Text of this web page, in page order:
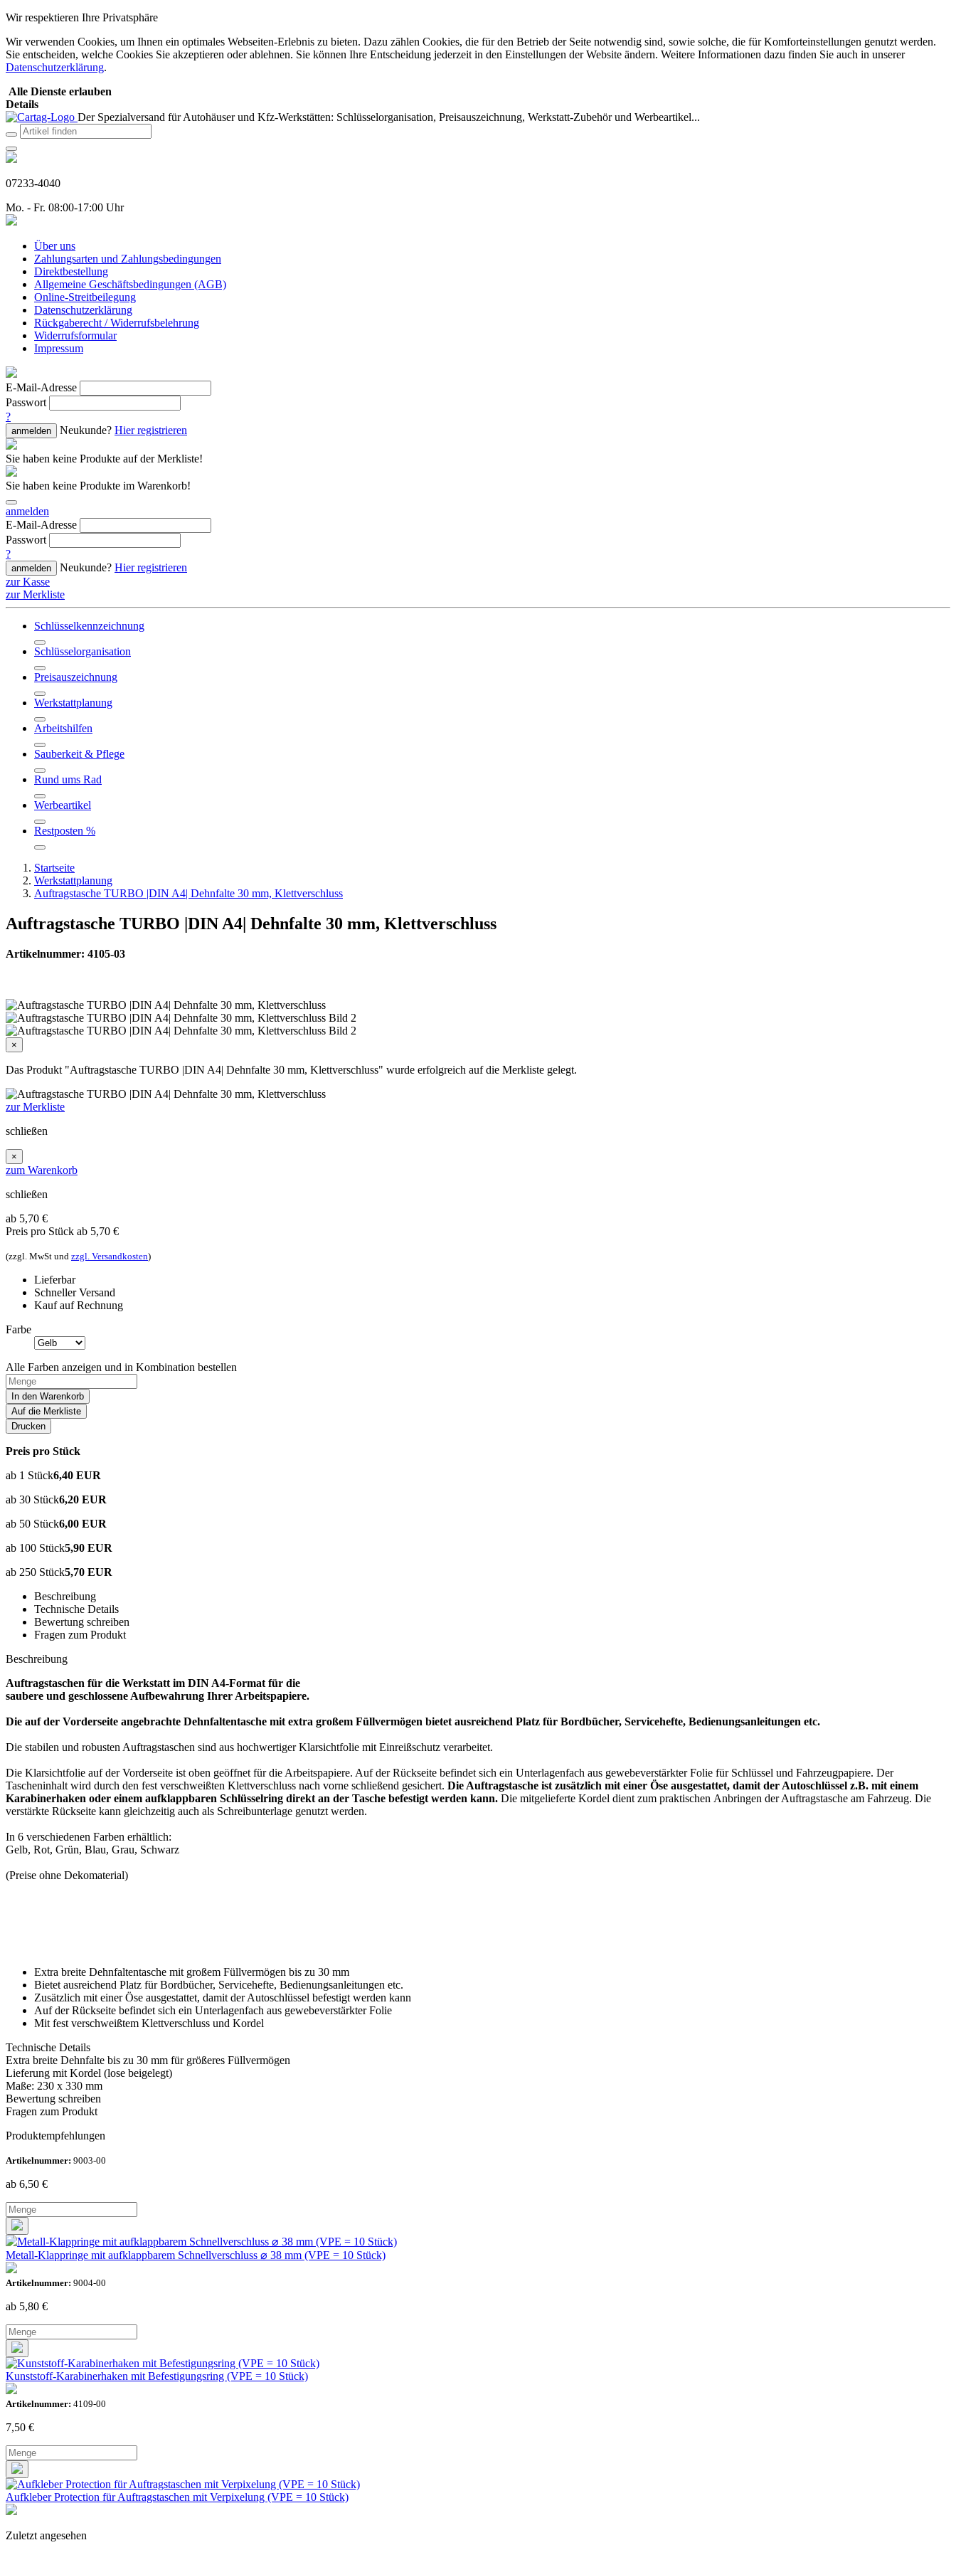
Wir respektieren Ihre Privatsphäre
Wir verwenden Cookies, um Ihnen ein optimales Webseiten-Erlebnis zu bieten. Dazu zählen Cookies, die für den Betrieb der Seite notwendig sind, sowie solche, die für Komforteinstellungen genutzt werden.
Sie entscheiden, welche Cookies Sie akzeptieren oder ablehnen. Sie können Ihre Entscheidung jederzeit in den Einstellungen der Website ändern. Weitere Informationen dazu finden Sie auch in unserer
Datenschutzerklärung.
Alle Dienste erlauben
Details
Der Spezialversand für Autohäuser und Kfz-Werkstätten: Schlüsselorganisation, Preisauszeichnung, Werkstatt-Zubehör und Werbeartikel...
07233-4040
Mo. - Fr. 08:00-17:00 Uhr
Über uns
Zahlungsarten und Zahlungsbedingungen
Direktbestellung
Allgemeine Geschäftsbedingungen (AGB)
Online-Streitbeilegung
Datenschutzerklärung
Rückgaberecht / Widerrufsbelehrung
Widerrufsformular
Impressum
E-Mail-Adresse
Passwort
?
anmelden Neukunde? Hier registrieren
Sie haben keine Produkte auf der Merkliste!
Sie haben keine Produkte im Warenkorb!
anmelden
E-Mail-Adresse
Passwort
?
anmelden Neukunde? Hier registrieren
zur Kasse
zur Merkliste
Schlüsselkennzeichnung
Schlüsselorganisation
Preisauszeichnung
Werkstattplanung
Arbeitshilfen
Sauberkeit & Pflege
Rund ums Rad
Werbeartikel
Restposten %
Startseite
Werkstattplanung
Auftragstasche TURBO |DIN A4| Dehnfalte 30 mm, Klettverschluss
Auftragstasche TURBO |DIN A4| Dehnfalte 30 mm, Klettverschluss
Artikelnummer: 4105-03
×
Das Produkt "Auftragstasche TURBO |DIN A4| Dehnfalte 30 mm, Klettverschluss" wurde erfolgreich auf die Merkliste gelegt.
zur Merkliste
schließen
×
zum Warenkorb
schließen
ab 5,70 €
Preis pro Stück ab 5,70 €
(zzgl. MwSt und zzgl. Versandkosten)
Lieferbar
Schneller Versand
Kauf auf Rechnung
Farbe
Alle Farben anzeigen und in Kombination bestellen
In den Warenkorb
Auf die Merkliste
Drucken
Preis pro Stück
ab 1 Stück6,40 EUR
ab 30 Stück6,20 EUR
ab 50 Stück6,00 EUR
ab 100 Stück5,90 EUR
ab 250 Stück5,70 EUR
Beschreibung
Technische Details
Bewertung schreiben
Fragen zum Produkt
Beschreibung
Auftragstaschen für die Werkstatt im DIN A4-Format für die
saubere und geschlossene Aufbewahrung Ihrer Arbeitspapiere.
Die auf der Vorderseite angebrachte Dehnfaltentasche mit extra großem Füllvermögen bietet ausreichend Platz für Bordbücher, Servicehefte, Bedienungsanleitungen etc.
Die stabilen und robusten Auftragstaschen sind aus hochwertiger Klarsichtfolie mit Einreißschutz verarbeitet.
Die Klarsichtfolie auf der Vorderseite ist oben geöffnet für die Arbeitspapiere. Auf der Rückseite befindet sich ein Unterlagenfach aus gewebeverstärkter Folie für Schlüssel und Fahrzeugpapiere. Der
Tascheninhalt wird durch den fest verschweißten Klettverschluss nach vorne schließend gesichert. Die Auftragstasche ist zusätzlich mit einer Öse ausgestattet, damit der Autoschlüssel z.B. mit einem
Karabinerhaken oder einem aufklappbaren Schlüsselring direkt an der Tasche befestigt werden kann. Die mitgelieferte Kordel dient zum praktischen Anbringen der Auftragstasche am Fahrzeug. Die
verstärkte Rückseite kann gleichzeitig auch als Schreibunterlage genutzt werden.
In 6 verschiedenen Farben erhältlich:
Gelb, Rot, Grün, Blau, Grau, Schwarz
(Preise ohne Dekomaterial)
Extra breite Dehnfaltentasche mit großem Füllvermögen bis zu 30 mm
Bietet ausreichend Platz für Bordbücher, Servicehefte, Bedienungsanleitungen etc.
Zusätzlich mit einer Öse ausgestattet, damit der Autoschlüssel befestigt werden kann
Auf der Rückseite befindet sich ein Unterlagenfach aus gewebeverstärkter Folie
Mit fest verschweißtem Klettverschluss und Kordel
Technische Details
Extra breite Dehnfalte bis zu 30 mm für größeres Füllvermögen
Lieferung mit Kordel (lose beigelegt)
Maße: 230 x 330 mm
Bewertung schreiben
Fragen zum Produkt
Produktempfehlungen
Artikelnummer: 9003-00
ab 6,50 €
Metall-Klappringe mit aufklappbarem Schnellverschluss ⌀ 38 mm (VPE = 10 Stück)
Artikelnummer: 9004-00
ab 5,80 €
Kunststoff-Karabinerhaken mit Befestigungsring (VPE = 10 Stück)
Artikelnummer: 4109-00
7,50 €
Aufkleber Protection für Auftragstaschen mit Verpixelung (VPE = 10 Stück)
Zuletzt angesehen